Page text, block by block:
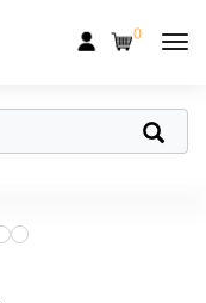
0